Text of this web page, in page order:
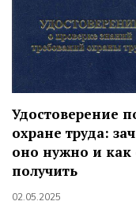
Удостоверение
охране труда:
оно нужно и как
получить
02.05.2025